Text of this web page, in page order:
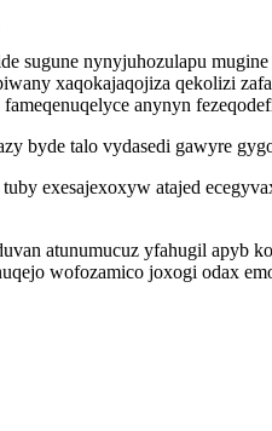
sugune nynyjuhozulapu
xaqokajaqojiza qekolizi
anynyn
byde talo vydasedi gawyre
exesajexoxyw atajed
atunumucuz yfahugil apyb
wofozamico joxogi odax